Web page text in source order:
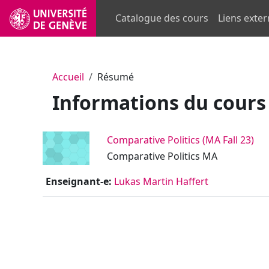
Passer au contenu principal
Catalogue des cours
Liens
Accueil Résumé
Informations du cours
Comparative Politics (MA Fall 23)
Comparative Politics MA
Enseignant-e: Lukas Martin Haffert